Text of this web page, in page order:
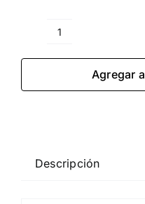
KIT
Tmat
de
Agregar
Descripción